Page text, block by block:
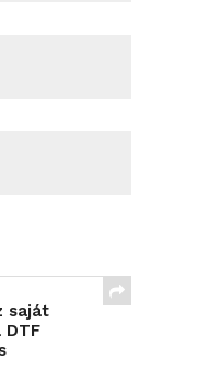
saját
DTF